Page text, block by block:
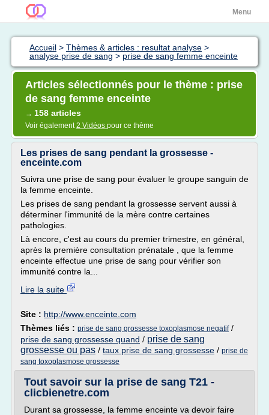
Menu
Accueil > Thèmes & articles : resultat analyse >
analyse prise de sang > prise de sang femme enceinte
Articles sélectionnés pour le thème : prise
de sang femme enceinte
→ 158 articles
Voir également2 Vidéos pour ce thème
Les prises de sang pendant la grossesse -
enceinte.com
Suivra une prise de sang pour évaluer le groupe sanguin de
la femme enceinte.
Les prises de sang pendant la grossesse servent aussi à
déterminer l'immunité de la mère contre certaines
pathologies.
Là encore, c'est au cours du premier trimestre, en général,
après la première consultation prénatale , que la femme
enceinte effectue une prise de sang pour vérifier son
immunité contre la...
Lire la suite
Site : http://www.enceinte.com
Thèmes liés : prise de sang grossesse toxoplasmose negatif/
prise de sang grossesse quand / prise de sang
grossesse ou pas / taux prise de sang grossesse / prise de
sang toxoplasmose grossesse
Tout savoir sur la prise de sang T21 -
clicbienetre.com
Durant sa grossesse, la femme enceinte va devoir faire